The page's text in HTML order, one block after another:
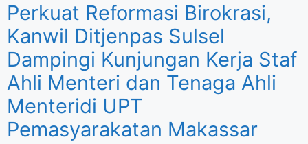
Perkuat Reformasi Birokrasi,
Kanwil Ditjenpas Sulsel
Dampingi Kunjungan Kerja Staf
Ahli Menteri dan Tenaga Ahli
Menteridi UPT
Pemasyarakatan Makassar